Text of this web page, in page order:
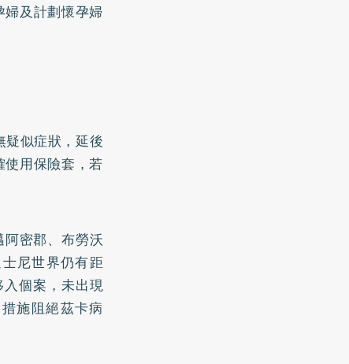
及計劃懷孕婦
似症狀，延後
用保險套，若
密郡、布勞沃
尼世界仍有距
個案，未出現
施阻絕茲卡病